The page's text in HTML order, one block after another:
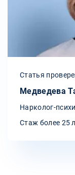
Статья
Медведева
Нарколог-
Стаж более 25